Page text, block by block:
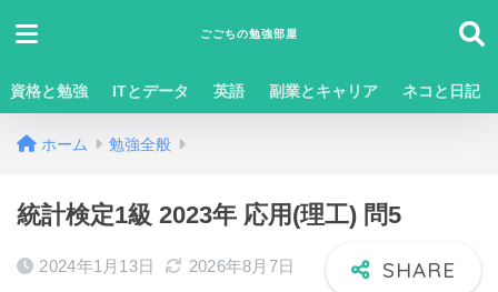
ごごちの勉強部屋
資格と勉強 ITとデータ 英語 副業とキャリア ネコと日記
ホーム 勉強全般
統計検定1級 2023年 応用(理工) 問5
2024年1月13日 2026年8月7日